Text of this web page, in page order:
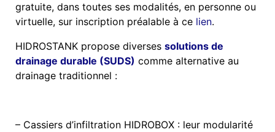
gratuite, dans toutes ses modalités, en personne ou
virtuelle, sur inscription préalable à ce lien.
HIDROSTANK propose diverses solutions de
drainage durable (SUDS) comme alternative au
drainage traditionnel :
– Cassiers d’infiltration HIDROBOX : leur modularité